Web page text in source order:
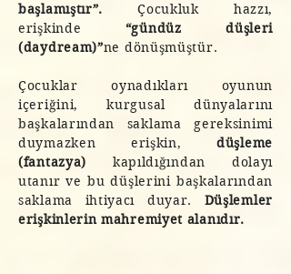
başlamıştır”.Çocukluk hazzı,
erişkinde “gündüz düşleri
(daydream)”ne dönüşmüştür.
Çocuklar oynadıkları oyunun
içeriğini, kurgusal dünyalarını
başkalarından saklama gereksinimi
duymazken erişkin,düşleme
(fantazya) kapıldığından dolayı
utanır ve bu düşlerini başkalarından
saklama ihtiyacı duyar. Düşlemler
erişkinlerin mahremiyet alanıdır.